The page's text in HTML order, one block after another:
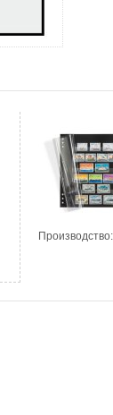
Производство: